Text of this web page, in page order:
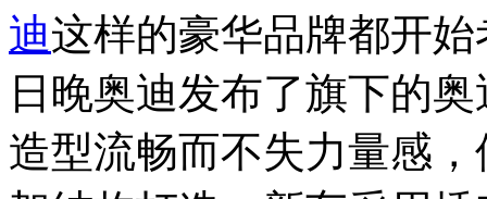
迪这样的豪华品牌都开
日晚奥迪发布了旗下的奥
造型流畅而不失力量感